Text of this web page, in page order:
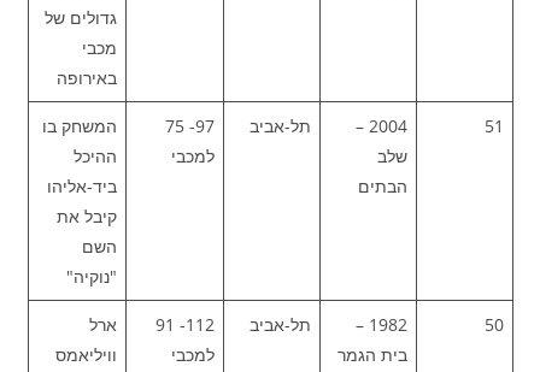
גדולים של
מכבי
באירופה
51
2004 –
שלב
הבתים
תל-אביב
97- 75
למכבי
המשחק בו
ההיכל
ביד-אליהו
קיבל את
השם
"נוקיה"
50
1982 –
בית הגמר
תל-אביב
112- 91
למכבי
ארל
וויליאמס